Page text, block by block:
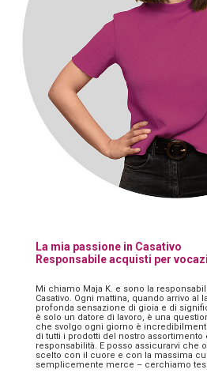
La mia passione in Casativo
Responsabile acquisti per
Mi chiamo Maja K. e sono la
Casativo. Ogni mattina, quando arrivo al
profonda sensazione di gioia e di
è solo un datore di lavoro, è una
che svolgo ogni giorno è
di tutti i prodotti del nostro assortimento
responsabilità. E posso assicurarvi che
scelto con il cuore e con la massima
semplicemente merce – cerchiamo